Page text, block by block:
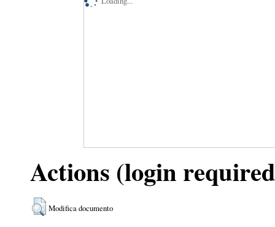
Actions (login
Modifica documento